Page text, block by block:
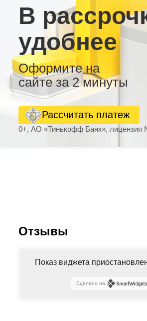
В
удобнее
Оформите на
сайте за 2 минуты
0+, АО «Тинькофф Банк», лицензия
Рассчитать платеж
Отзывы
Показ виджета
Сделано на